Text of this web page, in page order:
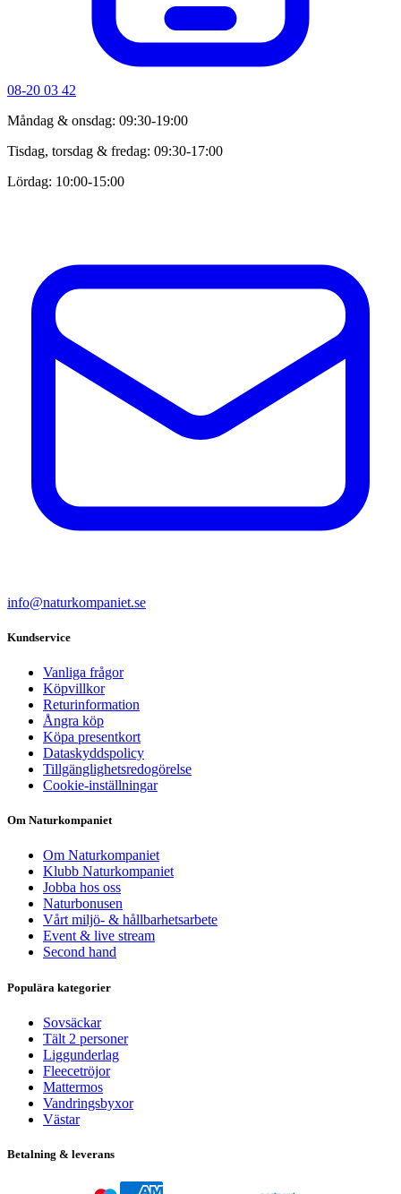
08-20 03 42
Måndag & onsdag: 09:30-19:00
Tisdag, torsdag & fredag: 09:30-17:00
Lördag: 10:00-15:00
info@naturkompaniet.se
Kundservice
Vanliga frågor
Köpvillkor
Returinformation
Ångra köp
Köpa presentkort
Dataskyddspolicy
Tillgänglighetsredogörelse
Cookie-inställningar
Om Naturkompaniet
Om Naturkompaniet
Klubb Naturkompaniet
Jobba hos oss
Naturbonusen
Vårt miljö- & hållbarhetsarbete
Event & live stream
Second hand
Populära kategorier
Sovsäckar
Tält 2 personer
Liggunderlag
Fleecetröjor
Mattermos
Vandringsbyxor
Västar
Betalning & leverans